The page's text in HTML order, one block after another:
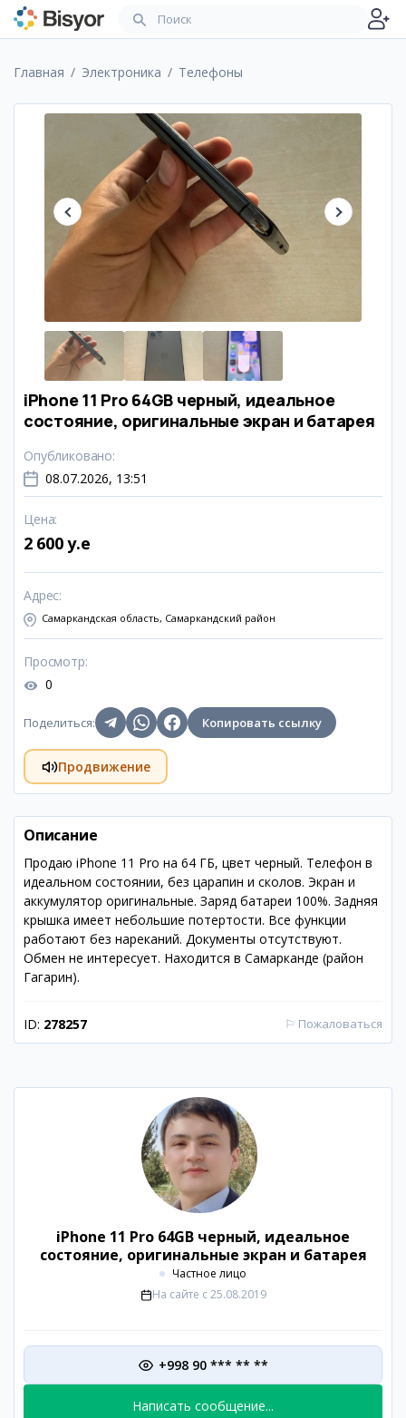
Главная Электроника Телефоны
iPhone 11 Pro 64GB черный, идеальное
состояние, оригинальные экран и батарея
Опубликовано:
08.07.2026, 13:51
Цена:
2 600 y.e
Адрес:
Самаркандская область, Самаркандский район
Просмотр:
0
Поделиться: Копировать ссылку
Продвижение
Описание
Продаю iPhone 11 Pro на 64 ГБ, цвет черный. Телефон в
идеальном состоянии, без царапин и сколов. Экран и
аккумулятор оригинальные. Заряд батареи 100%. Задняя
крышка имеет небольшие потертости. Все функции
работают без нареканий. Документы отсутствуют.
Обмен не интересует. Находится в Самарканде (район
Гагарин).
ID: 278257 ⚐ Пожаловаться
iPhone 11 Pro 64GB черный, идеальное
состояние, оригинальные экран и батарея
Частное лицо
На сайте с 25.08.2019
+998 90 *** ** **
Написать сообщение...